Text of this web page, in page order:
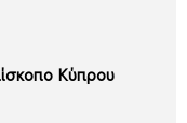
Κύπρου